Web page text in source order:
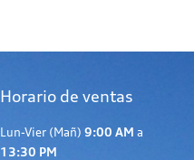
Horario de ventas
Lun-Vier (Mañ) 9:00 AM a
13:30 PM